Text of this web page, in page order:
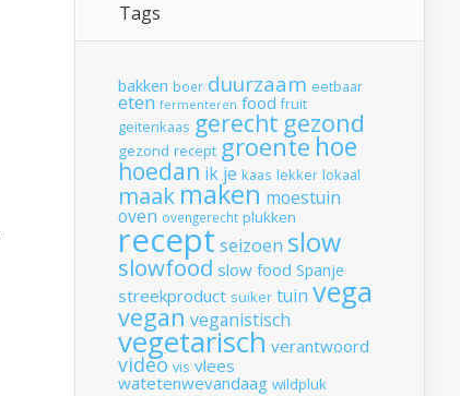
Tags
bakken boer duurzaam eetbaar
eten fermenteren food fruit
geitenkaas gerecht gezond
gezond recept groente hoe
hoedan ik je kaas lekker lokaal
maak maken moestuin
oven ovengerecht plukken
recept seizoen slow
slowfood slow food Spanje
streekproduct suiker tuin vega
vegan veganistisch
vegetarisch verantwoord
video vis vlees
watetenwevandaag wildpluk